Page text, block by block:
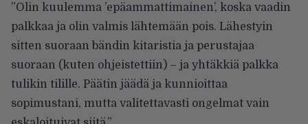
”Olin kuulemma ’epäammattimainen’, koska vaadin
palkkaa ja olin valmis lähtemään pois. Lähestyin
sitten suoraan bändin kitaristia ja perustajaa
suoraan (kuten ohjeistettiin) – ja yhtäkkiä palkka
tulikin tilille. Päätin jäädä ja kunnioittaa
sopimustani, mutta valitettavasti ongelmat vain